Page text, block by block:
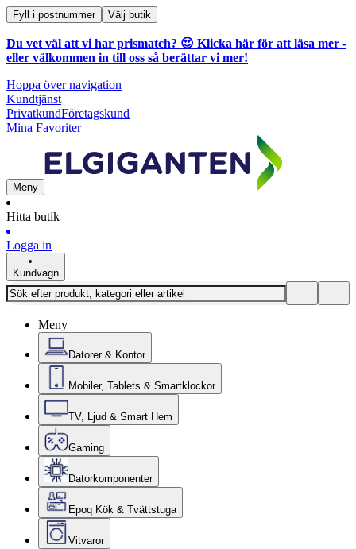
Fyll i postnummer Välj butik
Du vet väl att vi har prismatch? 😍 Klicka här för att läsa mer -
eller välkommen in till oss så berättar vi mer!
Hoppa över navigation
Kundtjänst
PrivatkundFöretagskund
Mina Favoriter
Meny
Hitta butik
Logga in
Kundvagn
Meny
Datorer & Kontor
Mobiler, Tablets & Smartklockor
TV, Ljud & Smart Hem
Gaming
Datorkomponenter
Epoq Kök & Tvättstuga
Vitvaror